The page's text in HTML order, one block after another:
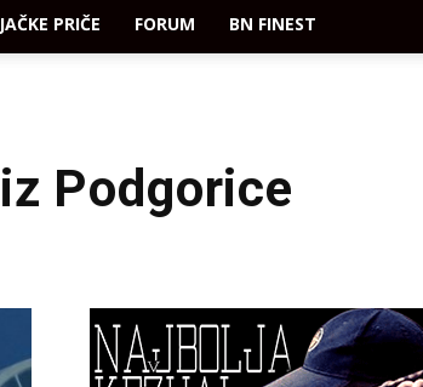
PRIČE FORUM BN FINEST
Podgorice